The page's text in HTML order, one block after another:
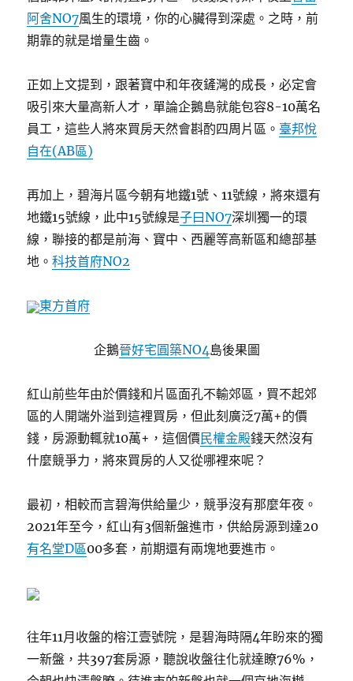
阿舍NO7風生的環境，你的心臟得到深處。之時，前
期靠的就是增量生齒。
正如上文提到，跟著寶中和年夜鏟灣的成長，必定會
吸引來大量高新人才，單論企鵝島就能包容8-10萬名
員工，這些人將來買房天然會斟酌四周片區。 臺邦悅
自在(AB區)
再加上，碧海片區今朝有地鐵1號、11號線，將來還有
地鐵15號線，此中15號線是子曰NO7深圳獨一的環
線，聯接的都是前海、寶中、西麗等高新區和總部基
地。科技首府NO2
東方首府
企鵝晉好宅圓築NO4島後果圖
紅山前些年由於價錢和片區面孔不輸郊區，買不起郊
區的人開端外溢到這裡買房，但此刻廣泛7萬+的價
錢，房源動輒就10萬+，這個價民權金殿錢天然沒有
什麼競爭力，將來買房的人又從哪裡來呢？
最初，相較而言碧海供給量少，競爭沒有那麼年夜。
2021年至今，紅山有3個新盤進市，供給房源到達20
有名堂D區00多套，前期還有兩塊地要進市。
往年11月收盤的榕江壹號院，是碧海時隔4年盼來的獨
一新盤，共397套房源，聽說收盤往化就達瞭76%，